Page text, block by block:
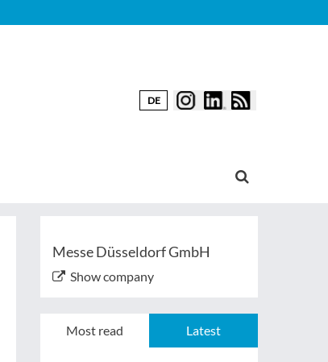
DE
Messe Düsseldorf GmbH
Show company
Most read Latest